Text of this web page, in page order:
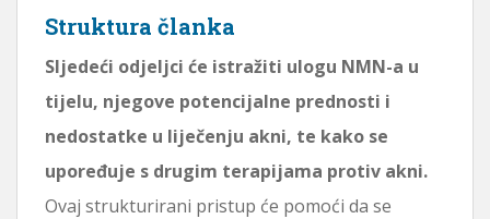
Struktura članka
Sljedeći odjeljci će istražiti ulogu NMN-a u
tijelu, njegove potencijalne prednosti i
nedostatke u liječenju akni, te kako se
upoređuje s drugim terapijama protiv akni.
Ovaj strukturirani pristup će pomoći da se